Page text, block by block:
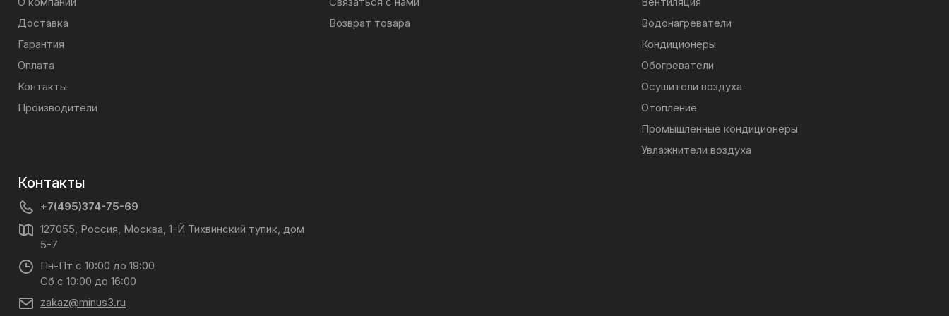
Доставка
Гарантия
Оплата
Контакты
Производители
Возврат товара
Водонагреватели
Кондиционеры
Обогреватели
Осушители воздуха
Отопление
Промышленные кондиционеры
Увлажнители воздуха
Контакты
+7(495)374-75-69
127055, Россия, Москва, 1-Й Тихвинский тупик, дом
5-7
Пн-Пт с 10:00 до 19:00
Сб с 10:00 до 16:00
zakaz@minus3.ru